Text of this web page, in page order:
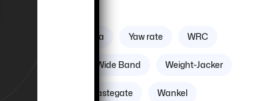
Zona geográfica Yaw rate WRC
Wide Band Weight-Jacker
Wastegate Wankel